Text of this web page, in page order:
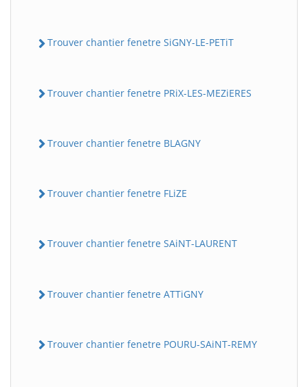
Trouver chantier fenetre SiGNY-LE-PETiT
Trouver chantier fenetre PRiX-LES-MEZiERES
Trouver chantier fenetre BLAGNY
Trouver chantier fenetre FLiZE
Trouver chantier fenetre SAiNT-LAURENT
Trouver chantier fenetre ATTiGNY
Trouver chantier fenetre POURU-SAiNT-REMY